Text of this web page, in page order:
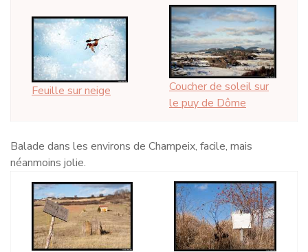
Feuille sur neige
Coucher de soleil sur
le puy de Dôme
Balade dans les environs de Champeix, facile, mais
néanmoins jolie.